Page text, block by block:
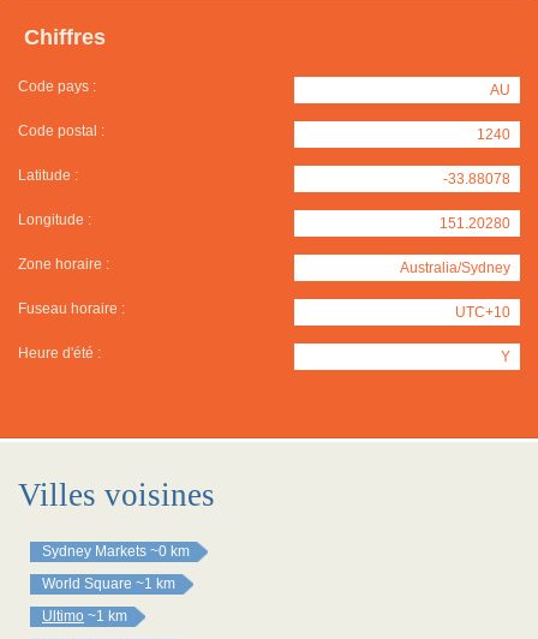
Chiffres
Code pays : AU
Code postal : 1240
Latitude : -33.88078
Longitude : 151.20280
Zone horaire : Australia/Sydney
Fuseau horaire : UTC+10
Heure d'été : Y
Villes voisines
Sydney Markets ~0 km
World Square ~1 km
Ultimo ~1 km